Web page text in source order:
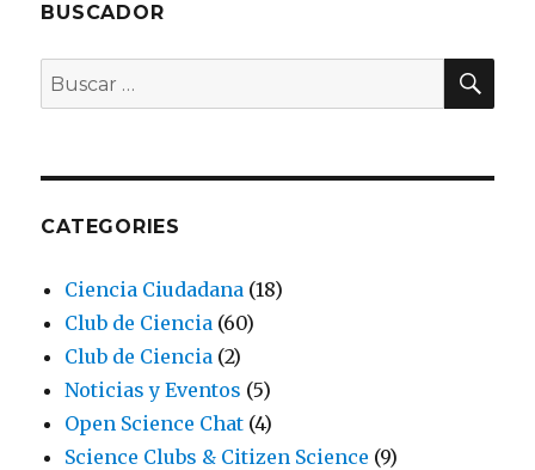
BUSCADOR
Buscar
por:
CATEGORIES
Ciencia Ciudadana (18)
Club de Ciencia (60)
Club de Ciencia (2)
Noticias y Eventos (5)
Open Science Chat (4)
Science Clubs & Citizen Science (9)